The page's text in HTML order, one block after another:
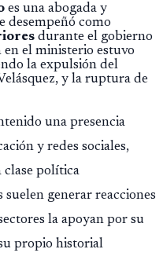
es una abogada y
desempeñó como
durante el gobierno
en el ministerio estuvo
la expulsión del
y la ruptura de
una presencia
y redes sociales,
clase política
suelen generar reacciones
la apoyan por su
propio historial